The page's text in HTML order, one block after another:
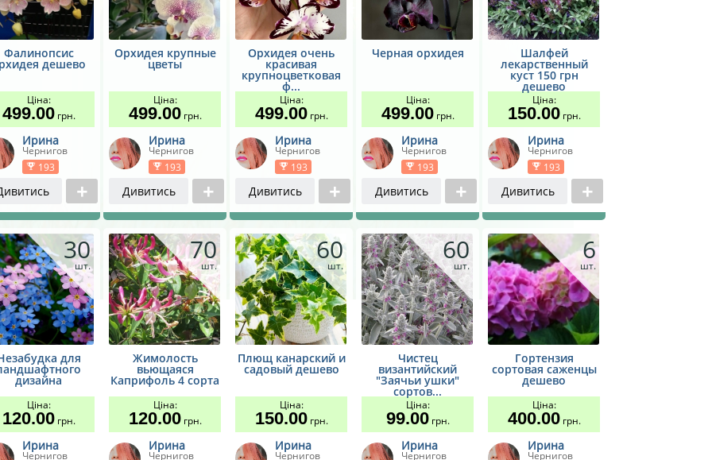
Фалинопсис
дешево
Ціна:
499.00грн.
Ирина
Чернигов
193
Орхидея крупные
цветы
Ціна:
499.00грн.
Ирина
Чернигов
193
Дивитись
Орхидея очень
красивая
крупноцветковая
ф...
Ціна:
499.00грн.
Ирина
Чернигов
193
Дивитись
Черная орхидея
Ціна:
499.00грн.
Ирина
Чернигов
193
Дивитись
Шалфей
лекарственный
куст 150 грн
дешево
Ціна:
150.00грн.
Ирина
Чернигов
193
Дивитись
30
шт.
для
дизайна
Ціна:
120.00грн.
Ирина
Чернигов
70
шт.
Жимолость
вьющаяся
Каприфоль 4 сорта
Ціна:
120.00грн.
Ирина
Чернигов
60
шт.
Плющ канарский и
садовый дешево
Ціна:
150.00грн.
Ирина
Чернигов
60
шт.
Чистец
византийский
"Заячьи ушки"
сортов...
Ціна:
99.00грн.
Ирина
Чернигов
6
шт.
Гортензия
сортовая саженцы
дешево
Ціна:
400.00грн.
Ирина
Чернигов